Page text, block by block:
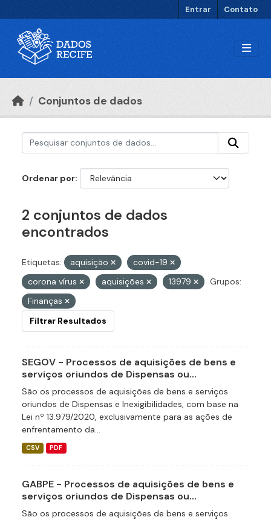
Entrar Contato
Conjuntos de dados
Ordenar por
2 conjuntos de dados
encontrados
Etiquetas: aquisição
covid-19
corona vírus
aquisições 13979
Grupos:
Finanças
Filtrar Resultados
SEGOV - Processos de aquisições de bens e
serviços oriundos de Dispensas ou...
São os processos de aquisições de bens e serviços
oriundos de Dispensas e Inexigibilidades, com base na
Lei nº 13.979/2020, exclusivamente para as ações de
enfrentamento da...
CSV PDF
GABPE - Processos de aquisições de bens e
serviços oriundos de Dispensas ou...
São os processos de aquisições de bens e serviços